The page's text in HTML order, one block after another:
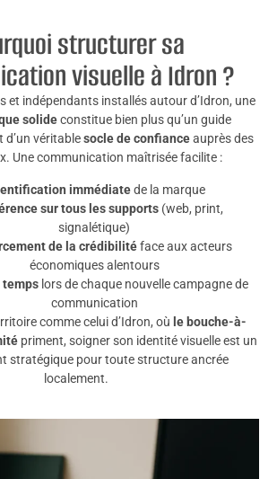
structurer sa
visuelle à Idron ?
et indépendants installés autour d’Idron, une
solideconstitue bien plus qu’un guide
d’un véritablesocle de confianceauprès des
Une communication maîtrisée facilite :
immédiatede la marque
sur tous les supports (web, print,
signalétique)
de la crédibilitéface aux acteurs
économiques alentours
tempslors de chaque nouvelle campagne de
communication
comme celui d’Idron, où le bouche-à-
priment, soigner son identité visuelle est un
stratégique pour toute structure ancrée
localement.